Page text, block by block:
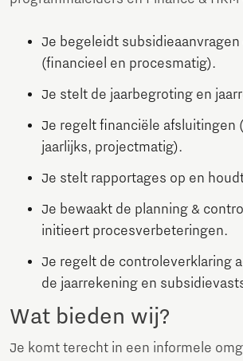
Je begeleidt
(financieel en procesmatig).
Je stelt de jaarbegroting en
Je regelt financiële afsluitingen
jaarlijks, projectmatig).
Je stelt rapportages op en
Je bewaakt de planning &
initieert procesverbeteringen.
Je regelt de controleverklaring
de jaarrekening en
Wat bieden wij?
Je komt terecht in een informele